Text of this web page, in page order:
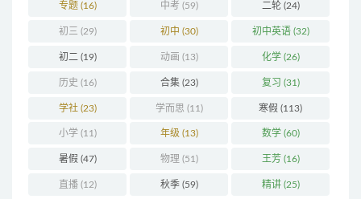
专题(16) 中考 (59) 二轮(24)
初三 (29) 初中 (30) 初中英语(32)
初二 (19) 动画 (13) 化学(26)
历史 (16) 合集(23) 复习 (31)
学社(23) 学而思 (11) 寒假 (113)
小学(11) 年级 (13) 数学(60)
暑假 (47) 物理 (51) 王芳(16)
直播(12) 秋季(59) 精讲(25)